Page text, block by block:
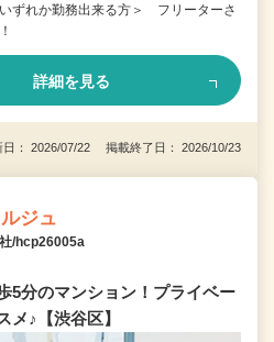
ずれか勤務出来る方＞ フリーターさ
詳細を見る
日： 2026/07/22 掲載終了日： 2026/10/23
ジュ
/hcp26005a
5分のマンション！プライベー
メ♪【渋谷区】